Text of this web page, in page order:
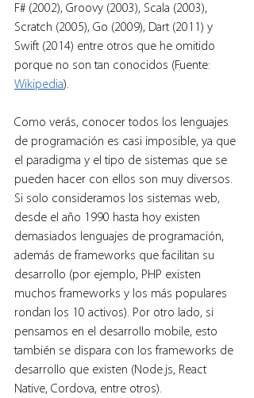
F# (2002), Groovy (2003), Scala (2003),
Scratch (2005), Go (2009), Dart (2011) y
Swift (2014) entre otros que he omitido
porque no son tan conocidos (Fuente:
Wikipedia).
Como verás, conocer todos los lenguajes
de programación es casi imposible, ya que
el paradigma y el tipo de sistemas que se
pueden hacer con ellos son muy diversos.
Si solo consideramos los sistemas web,
desde el año 1990 hasta hoy existen
demasiados lenguajes de programación,
además de frameworks que facilitan su
desarrollo (por ejemplo, PHP existen
muchos frameworks y los más populares
rondan los 10 activos). Por otro lado, si
pensamos en el desarrollo mobile, esto
también se dispara con los frameworks de
desarrollo que existen (Node.js, React
Native, Cordova, entre otros).